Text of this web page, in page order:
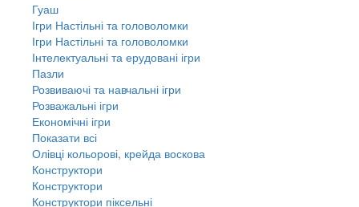
Гуаш
Ігри Настільні та головоломки
Ігри Настільні та головоломки
Інтелектуальні та ерудовані ігри
Пазли
Розвиваючі та навчальні ігри
Розважальні ігри
Економічні ігри
Показати всі
Олівці кольорові, крейда воскова
Конструктори
Конструктори
Конструктори піксельні